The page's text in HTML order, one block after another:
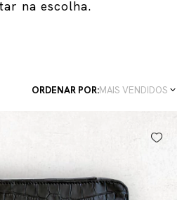
na escolha.
ORDENAR POR:MAIS VENDIDOS